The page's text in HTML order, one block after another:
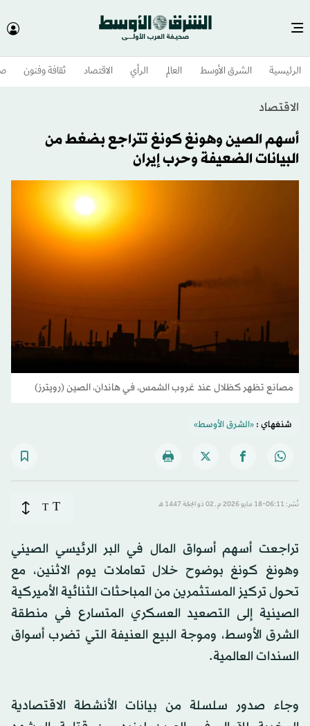
الرئيسية الشرق الأوسط​ العالم الرأي الاقتصاد ثقافة وفنون
الاقتصاد
أسهم الصين وهونغ كونغ تتراجع بضغط من
البيانات الضعيفة وحرب إيران
مصانع تظهر كظلال عند غروب الشمس، في هاندان، الصين (رويترز)
شنغهاي :«الشرق الأوسط»
نُشر: 06:11-18 مايو 2026 م ـ 02 ذو الحِجّة 1447 هـ T
T
تراجعت أسهم أسواق المال في البر الرئيسي الصيني
وهونغ كونغ بوضوح خلال تعاملات يوم الاثنين، مع
تحول تركيز المستثمرين من المباحثات الثنائية الأميركية
الصينية إلى التصعيد العسكري المتسارع في منطقة
الشرق الأوسط، وموجة البيع العنيفة التي تضرب أسواق
السندات العالمية.
وجاء صدور سلسلة من بيانات الأنشطة الاقتصادية